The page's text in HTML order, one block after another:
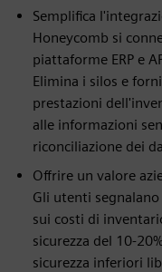
Semplifica
Honeycomb si
piattaforme ERP e
Elimina i silos e
prestazioni
alle informazioni
riconciliazione dei
Offrire un valore
Gli utenti
sui costi di
sicurezza del 10-
sicurezza inferiori